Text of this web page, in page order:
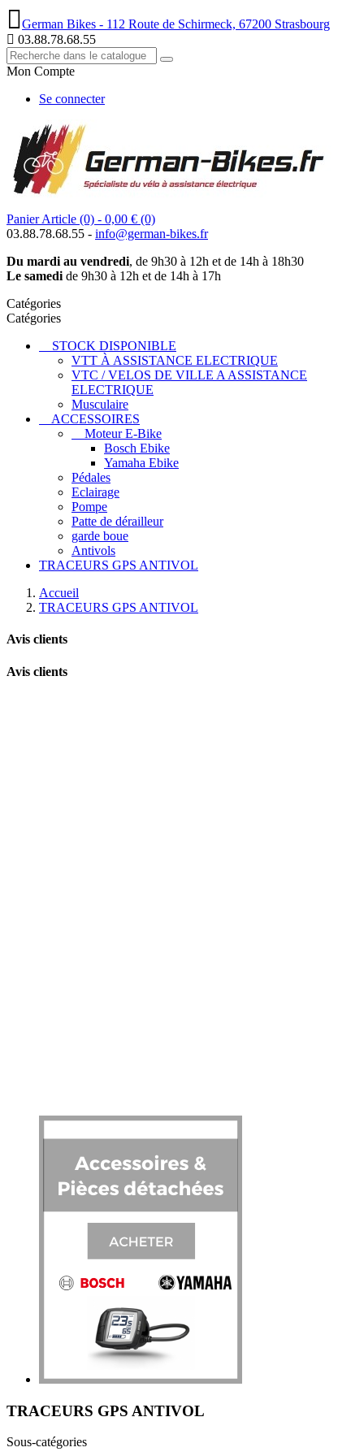
German Bikes - 112 Route de Schirmeck, 67200 Strasbourg
03.88.78.68.55
Mon Compte
Se connecter
Panier Article (0) - 0,00 € (0)
03.88.78.68.55 - info@german-bikes.fr
Du mardi au vendredi, de 9h30 à 12h et de 14h à 18h30
Le samedi de 9h30 à 12h et de 14h à 17h
Catégories
Catégories
STOCK DISPONIBLE
VTT À ASSISTANCE ELECTRIQUE
VTC / VELOS DE VILLE A ASSISTANCE
ELECTRIQUE
Musculaire
ACCESSOIRES
Moteur E-Bike
Bosch Ebike
Yamaha Ebike
Pédales
Eclairage
Pompe
Patte de dérailleur
garde boue
Antivols
TRACEURS GPS ANTIVOL
Accueil
TRACEURS GPS ANTIVOL
Avis clients
Avis clients
TRACEURS GPS ANTIVOL
Sous-catégories